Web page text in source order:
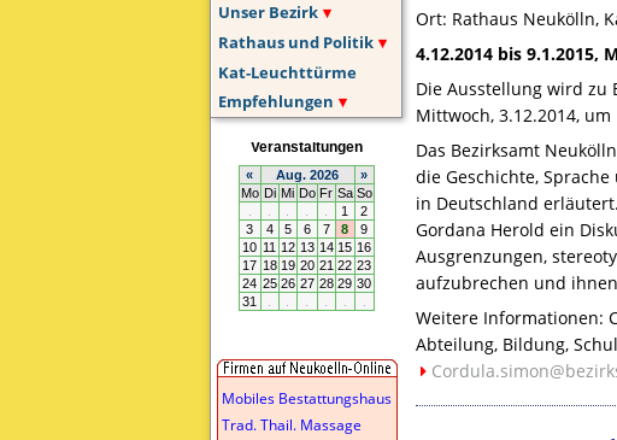
Unser Bezirk
Rathaus und Politik
Kat-Leuchttürme
Empfehlungen
Mobiles Bestattungshaus
Trad. Thail. Massage
Ort: Rathaus Neukölln,
4.12.2014 bis 9.1.2015,
Die Ausstellung wird zu
Mittwoch, 3.12.2014,
Das Bezirksamt
die Geschichte,
in Deutschland
Gordana Herold ein
Ausgrenzungen,
aufzubrechen und
Weitere Informationen:
Abteilung, Bildung,